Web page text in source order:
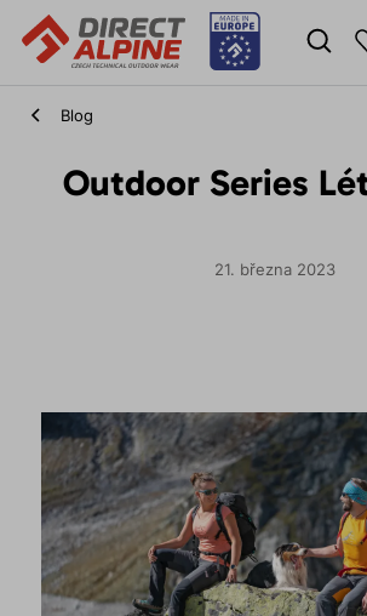
Blog
Outdoor Series
21. března 2023